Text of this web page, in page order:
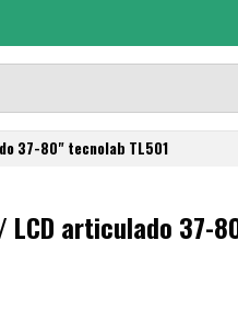
37-80" tecnolab TL501
LCD articulado 37-